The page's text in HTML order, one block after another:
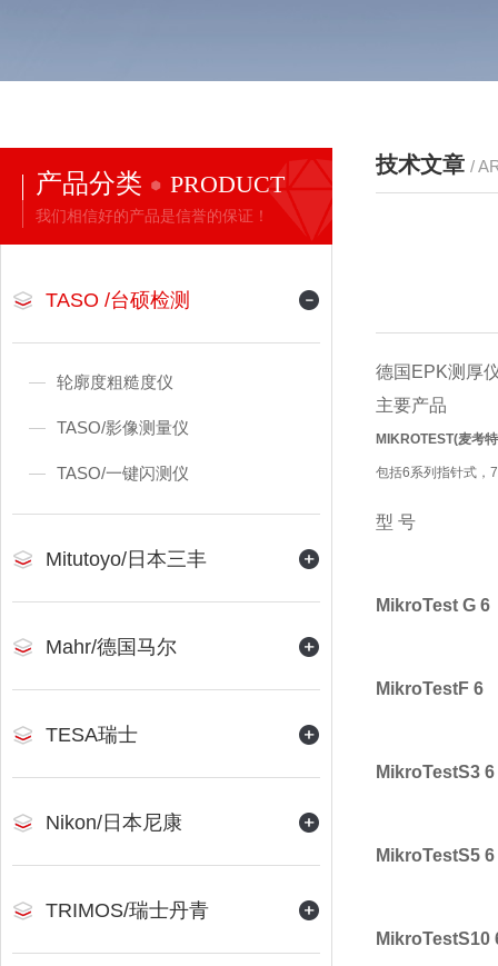
产品分类 PRODUCT
我们相信好的产品是信誉的保证！
TASO /台硕检测
轮廓度粗糙度仪
TASO/影像测量仪
TASO/一键闪测仪
Mitutoyo/日本三丰
Mahr/德国马尔
TESA瑞士
Nikon/日本尼康
TRIMOS/瑞士丹青
技术文章 /
德国EPK测厚
主要产品
MIKROTEST(麦考
包括6系列指针式，
型 号
MikroTest G 6
MikroTestF 6
MikroTestS3 6
MikroTestS5 6
MikroTestS10